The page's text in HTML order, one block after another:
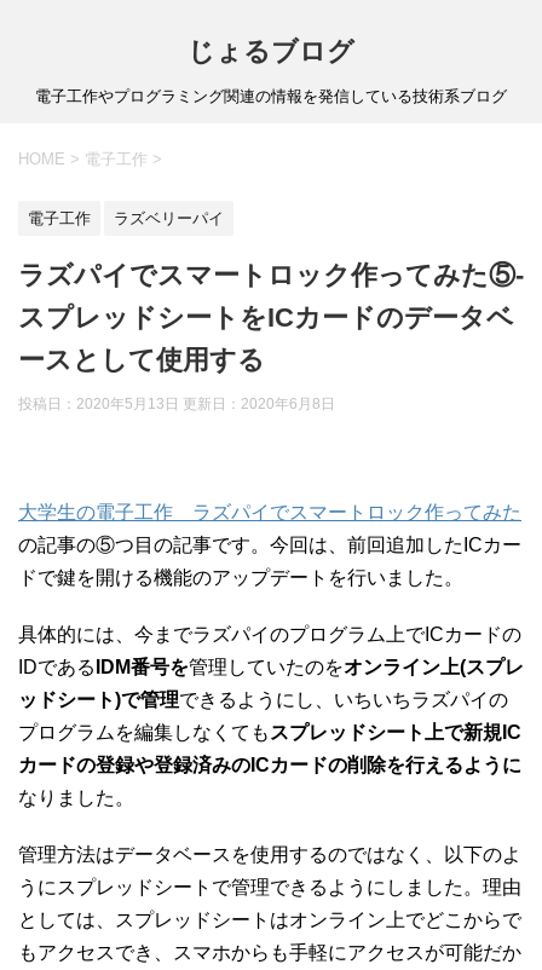
じょるブログ
電子工作やプログラミング関連の情報を発信している技術系ブログ
HOME > 電子工作 >
電子工作 ラズベリーパイ
ラズパイでスマートロック作ってみた⑤-
スプレッドシートをICカードのデータベ
ースとして使用する
投稿日：2020年5月13日 更新日： 2020年6月8日
大学生の電子工作 ラズパイでスマートロック作ってみた
の記事の⑤つ目の記事です。今回は、前回追加したICカー
ドで鍵を開ける機能のアップデートを行いました。
具体的には、今までラズパイのプログラム上でICカードの
IDである IDM番号を管理していたのをオンライン上(スプレ
ッドシート)で管理できるようにし、いちいちラズパイの
プログラムを編集しなくても スプレッドシート上で新規IC
カードの登録や登録済みのICカードの削除を行えるように
なりました。
管理方法はデータベースを使用するのではなく、以下のよ
うにスプレッドシートで管理できるようにしました。理由
としては、スプレッドシートはオンライン上でどこからで
もアクセスでき、スマホからも手軽にアクセスが可能だか